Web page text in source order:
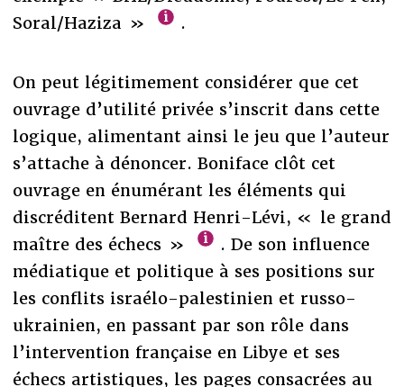
Soral/Haziza »
.
On peut légitimement considérer que cet
ouvrage d’utilité privée s’inscrit dans cette
logique, alimentant ainsi le jeu que l’auteur
s’attache à dénoncer. Boniface clôt cet
ouvrage en énumérant les éléments qui
discréditent Bernard Henri-Lévi, « le grand
maître des échecs »
. De son influence
médiatique et politique à ses positions sur
les conflits israélo-palestinien et russo-
ukrainien, en passant par son rôle dans
l’intervention française en Libye et ses
échecs artistiques, les pages consacrées au